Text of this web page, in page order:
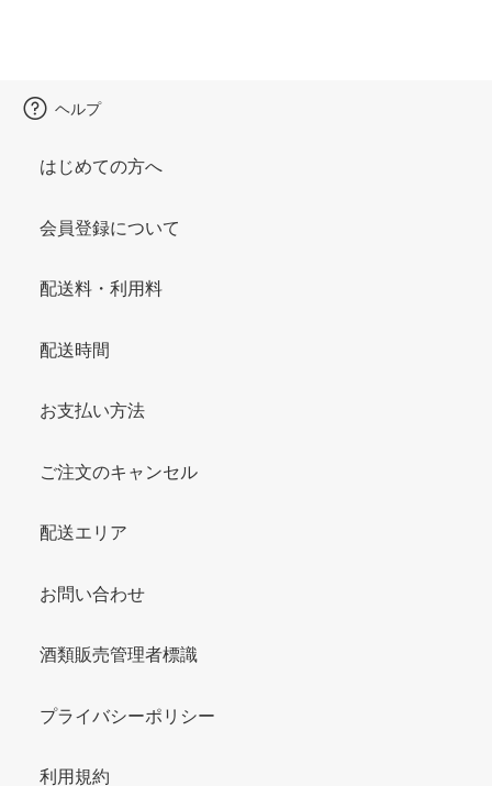
ヘルプ
はじめての方へ
会員登録について
配送料・利用料
配送時間
お支払い方法
ご注文のキャンセル
配送エリア
お問い合わせ
酒類販売管理者標識
プライバシーポリシー
利用規約